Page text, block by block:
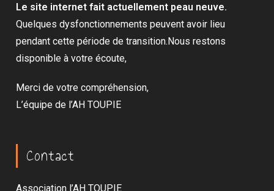
Le site internet fait actuellement peau neuve.
Quelques dysfonctionnements peuvent avoir lieu
pendant cette période de transition.Nous restons
disponible à votre écoute,
Merci de votre compréhension,
L’équipe de l’AH TOUPIE
Contact
Association l’AH TOUPIE